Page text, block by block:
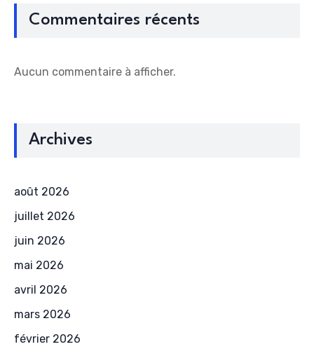
Commentaires récents
Aucun commentaire à afficher.
Archives
août 2026
juillet 2026
juin 2026
mai 2026
avril 2026
mars 2026
février 2026